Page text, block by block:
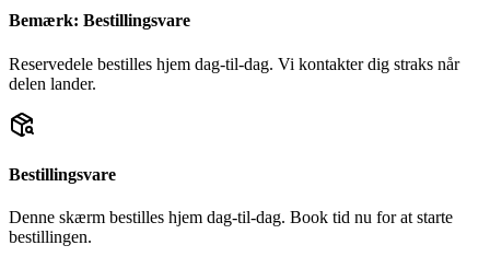
Bemærk: Bestillingsvare
Reservedele bestilles hjem dag-til-dag. Vi kontakter dig straks når
delen lander.
Bestillingsvare
Denne skærm bestilles hjem dag-til-dag. Book tid nu for at starte
bestillingen.